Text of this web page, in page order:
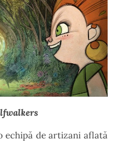
echipă de artizani aflată